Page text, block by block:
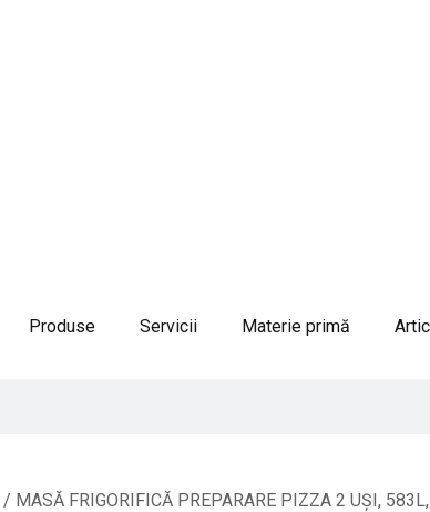
Produse Servicii Materie primă
/ MASĂ FRIGORIFICĂ PREPARARE PIZZA 2 UȘI,